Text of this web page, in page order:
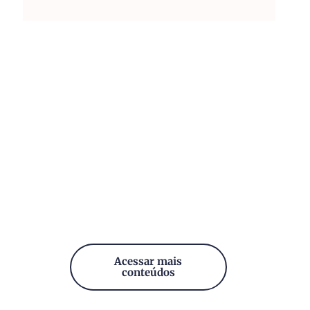
Acessar mais
conteúdos